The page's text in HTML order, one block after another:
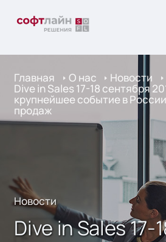
Главная О нас Новости
Dive in Sales 17-18 сентября
крупнейшее событие в
продаж
Новости
Dive in Sales 17-